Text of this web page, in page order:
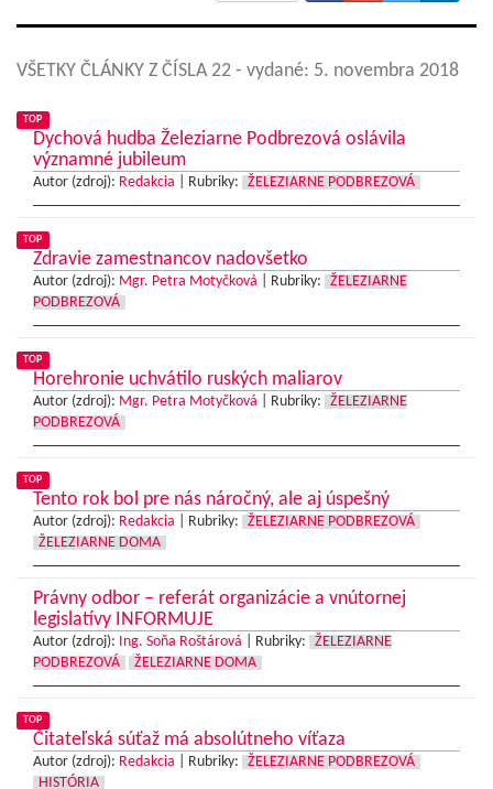
VŠETKY ČLÁNKY Z ČÍSLA 22 - vydané: 5. novembra 2018
TOP
Dychová hudba Železiarne Podbrezová oslávila
významné jubileum
Autor (zdroj): Redakcia Rubriky: ŽELEZIARNE PODBREZOVÁ
TOP
Zdravie zamestnancov nadovšetko
Autor (zdroj): Mgr. Petra Motyčková Rubriky:
ŽELEZIARNE
PODBREZOVÁ
TOP
Horehronie uchvátilo ruských maliarov
Autor (zdroj): Mgr. Petra Motyčková Rubriky:
ŽELEZIARNE
PODBREZOVÁ
TOP
Tento rok bol pre nás náročný, ale aj úspešný
Autor (zdroj): Redakcia Rubriky:
ŽELEZIARNE PODBREZOVÁ
ŽELEZIARNE DOMA
Právny odbor – referát organizácie a vnútornej
legislatívy INFORMUJE
Autor (zdroj): Ing. Soňa Roštárová Rubriky:
ŽELEZIARNE
PODBREZOVÁ
ŽELEZIARNE DOMA
TOP
Čitateľská súťaž má absolútneho víťaza
Autor (zdroj): Redakcia Rubriky:
ŽELEZIARNE PODBREZOVÁ
HISTÓRIA